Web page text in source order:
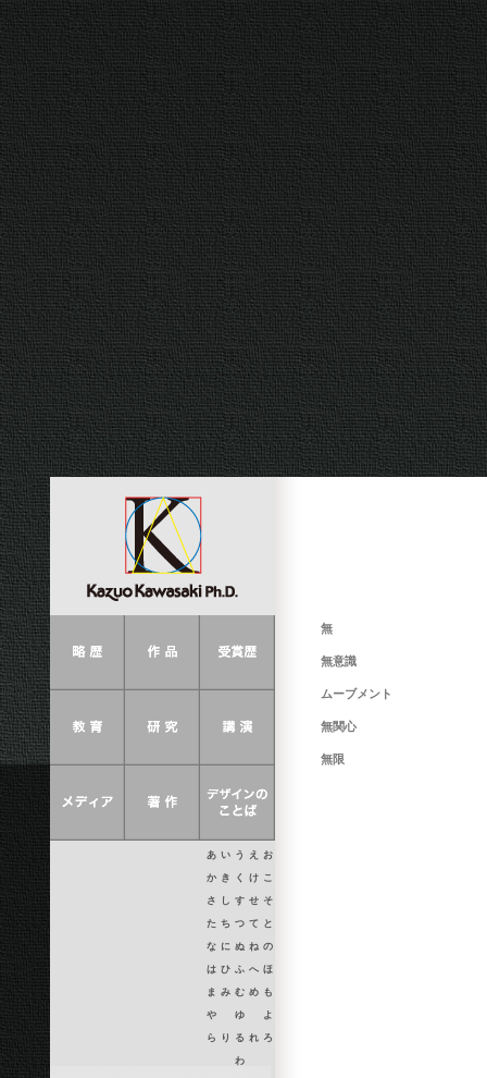
あ い う え お
か き く け こ
さ し す せ そ
た ち つ て と
な に ぬ ね の
は ひ ふ へ ほ
ま み む め も
や ゆ よ
ら り る れ ろ
わ
無
無意識
ムーブメント
無関心
無限